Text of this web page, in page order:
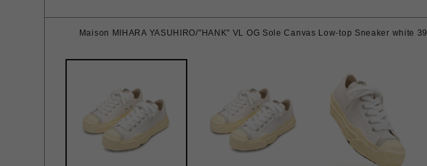
Maison MIHARA YASUHIRO/"HANK" VL OG Sole Canvas Low-top Sneaker white 39